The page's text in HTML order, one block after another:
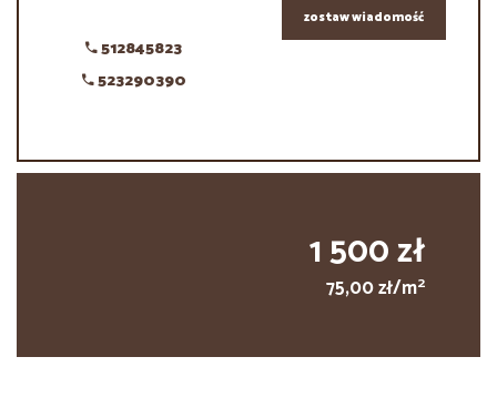
512845823
523290390
zostaw wiadomość
1 500 zł
75,00 zł/m2